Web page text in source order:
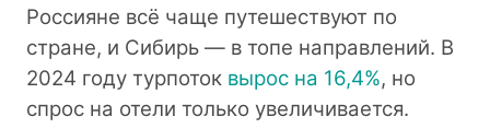
Россияне всё чаще путешествуют по
стране, и Сибирь — в топе направлений. В
2024 году турпоток вырос на 16,4%, но
спрос на отели только увеличивается.